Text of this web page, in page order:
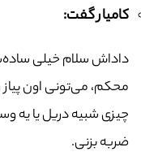
کامیار گفت:
داداش سلام خیلی
محکم، می‌تونی اون
چیزی شبیه دریل یا یه
ضربه بزنی.